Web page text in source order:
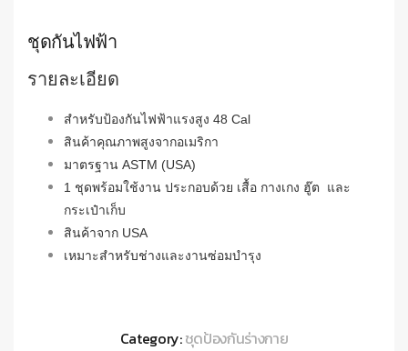
ชุดกันไฟฟ้า
รายละเอียด
สำหรับป้องกันไฟฟ้าแรงสูง 48 Cal
สินค้าคุณภาพสูงจากอเมริกา
มาตรฐาน ASTM (USA)
1 ชุดพร้อมใช้งาน ประกอบด้วย เสื้อ กางเกง ฮู๊ต และ
กระเป๋าเก็บ
สินค้าจาก USA
เหมาะสำหรับช่างและงานซ่อมบำรุง
Category:ชุดป้องกันร่างกาย